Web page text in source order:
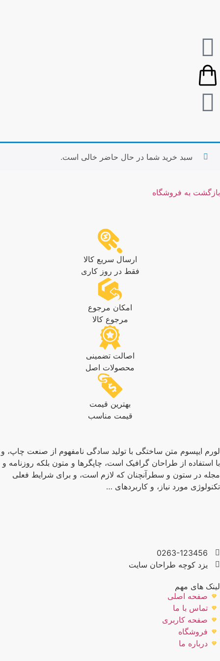
سبد خرید شما در حال حاضر خالی است.
بازگشت به فروشگاه
ارسال سریع کالا
فقط در روز کاری
امکان مرجوع
مرجوع کالا
اصالت تضمینی
محصولات اصل
بهترین قیمت
قیمت مناسب
لورم ایپسوم متن ساختگی با تولید سادگی نامفهوم از صنعت چاپ، و
با استفاده از طراحان گرافیک است، چاپگرها و متون بلکه روزنامه و
مجله در ستون و سطرآنچنان که لازم است، و برای شرایط فعلی
تکنولوژی مورد نیاز، و کاربردهای …
0263-123456
یزد کوچه طراحان سایت
لینک های مهم
صفحه اصلی
تماس با ما
صفحه کاربری
فروشگاه
درباره ما